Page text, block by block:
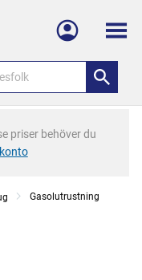
Meny
priser behöver du
Gasolutrustning